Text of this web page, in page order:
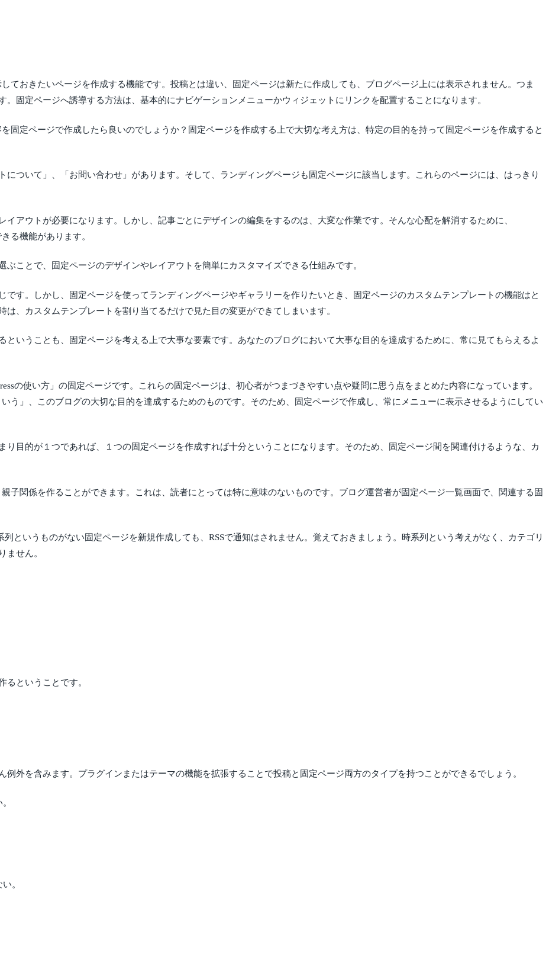
ておきたいページを作成する機能です。投稿とは違い、固定ページは新たに作成しても、ブログページ上には表示されません。つま
固定ページへ誘導する方法は、基本的にナビゲーションメニューかウィジェットにリンクを配置することになります。
固定ページで作成したら良いのでしょうか？固定ページを作成する上で大切な考え方は、特定の目的を持って固定ページを作成すると
について」、「お問い合わせ」があります。そして、ランディングページも固定ページに該当します。これらのページには、はっきり
アウトが必要になります。しかし、記事ごとにデザインの編集をするのは、大変な作業です。そんな心配を解消するために、
る機能があります。
ことで、固定ページのデザインやレイアウトを簡単にカスタマイズできる仕組みです。
です。しかし、固定ページを使ってランディングページやギャラリーを作りたいとき、固定ページのカスタムテンプレートの機能はと
、カスタムテンプレートを割り当てるだけで見た目の変更ができてしまいます。
いうことも、固定ページを考える上で大事な要素です。あなたのブログにおいて大事な目的を達成するために、常に見てもらえるよ
の使い方」の固定ページです。これらの固定ページは、初心者がつまづきやすい点や疑問に思う点をまとめた内容になっています。
う」、このブログの大切な目的を達成するためのものです。そのため、固定ページで作成し、常にメニューに表示させるようにしてい
り目的が１つであれば、１つの固定ページを作成すれば十分ということになります。そのため、固定ページ間を関連付けるような、カ
子関係を作ることができます。これは、読者にとっては特に意味のないものです。ブログ運営者が固定ページ一覧画面で、関連する固
というものがない固定ページを新規作成しても、RSSで通知はされません。覚えておきましょう。時系列という考えがなく、カテゴリ
ません。
るということです。
外を含みます。プラグインまたはテーマの機能を拡張することで投稿と固定ページ両方のタイプを持つことができるでしょう。
。